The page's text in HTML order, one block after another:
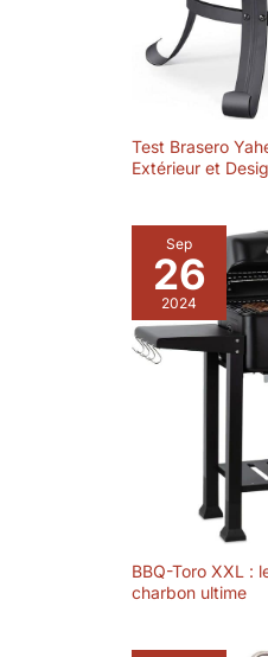
Test Brasero
Extérieur et
Sep
26
2024
BBQ-Toro XXL :
charbon ultime